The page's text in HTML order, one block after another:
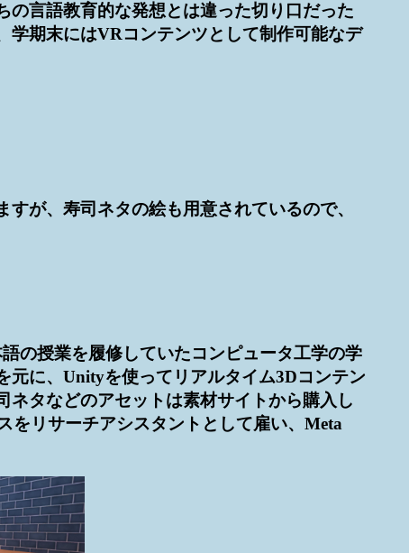
の言語教育的な発想とは違った切り口だった
学期末にはVRコンテンツとして制作可能なデ
が、寿司ネタの絵も用意されているので、
の授業を履修していたコンピュータ工学の学
元に、Unityを使ってリアルタイム3Dコンテン
タなどのアセットは素材サイトから購入し
をリサーチアシスタントとして雇い、Meta